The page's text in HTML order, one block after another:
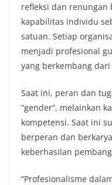
refleksi dan renungan
kapabilitas individu
satuan. Setiap
menjadi profesional
yang berkembang dari
Saat ini, peran dan
”gender”, melainkan
kompetensi. Saat ini
berperan dan
keberhasilan
“Profesionalisme